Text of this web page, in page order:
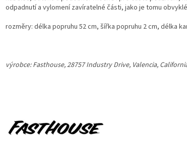
odpadnutí a vylomení zavíratelné části, jako je tomu
rozměry: délka popruhu 52 cm, šířka popruhu 2 cm, délka
výrobce: Fasthouse, 28757 Industry Drive, Valencia,